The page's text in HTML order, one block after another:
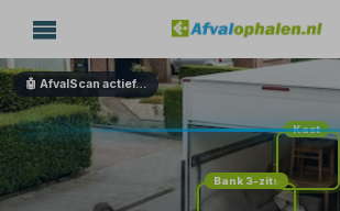
🤖 AfvalScan actief…
Bank 3-zits
Kast